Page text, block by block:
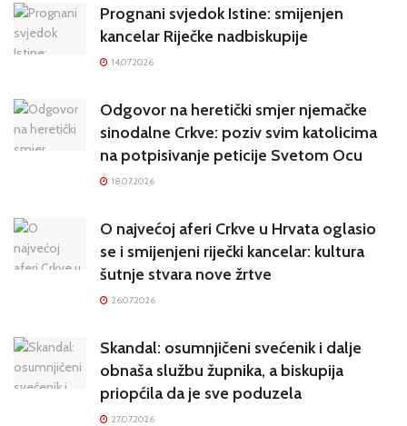
Prognani svjedok Istine: smijenjen
kancelar Riječke nadbiskupije
14.07.2026
Odgovor na heretički smjer njemačke
sinodalne Crkve: poziv svim katolicima
na potpisivanje peticije Svetom Ocu
18.07.2026
O najvećoj aferi Crkve u Hrvata oglasio
se i smijenjeni riječki kancelar: kultura
šutnje stvara nove žrtve
26.07.2026
Skandal: osumnjičeni svećenik i dalje
obnaša službu župnika, a biskupija
priopćila da je sve poduzela
27.07.2026